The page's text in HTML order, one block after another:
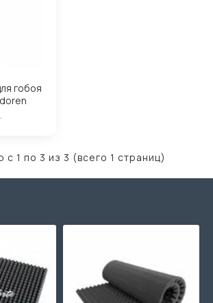
гобоя
с 1 по 3 из 3 (всего 1 страниц)